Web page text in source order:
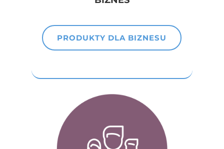
PRODUKTY DLA BIZNESU